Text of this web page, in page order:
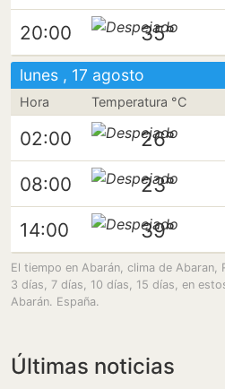
20:00 35°
lunes , 17 agosto
Hora Temperatura °C
02:00 26°
08:00 23°
14:00 39°
El tiempo en Abarán, clima de Abaran,
3 días, 7 días, 10 días, 15 días, en
Abarán. España.
Últimas noticias